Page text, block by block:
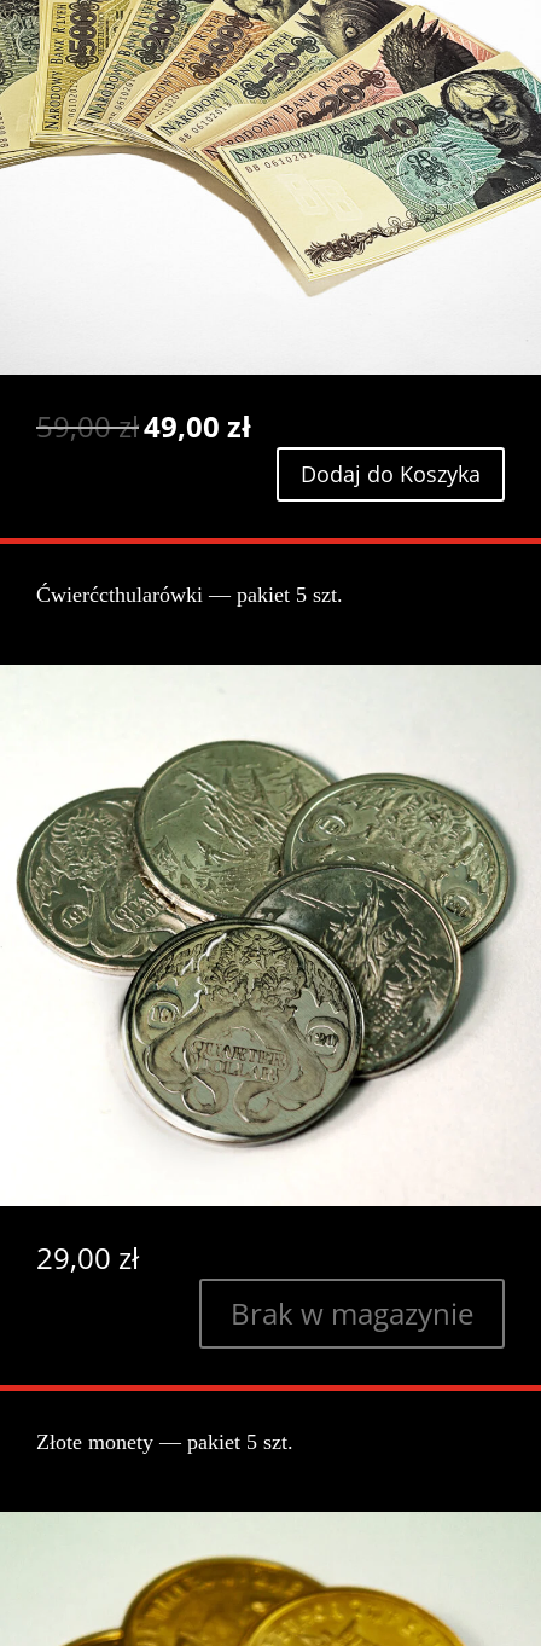
59,00złPier­
wynosiła:
59,00 zł.
49,00 złAktu­
al­
na
wynosi:
49,00 zł.
Dodaj do Koszyka
Ćwierćcthularówki — pakiet 5 szt.
29,00 zł
Brak w magazynie
Złote monety — pakiet 5 szt.